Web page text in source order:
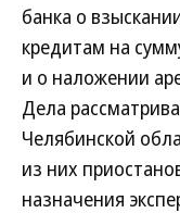
банка о
кредитам на
и о наложении
Дела
Челябинской
из них
назначения